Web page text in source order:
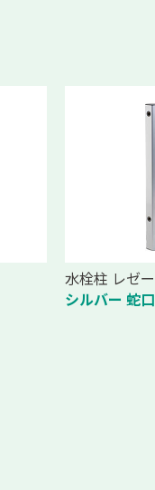
水栓柱 レゼ
シルバー 蛇